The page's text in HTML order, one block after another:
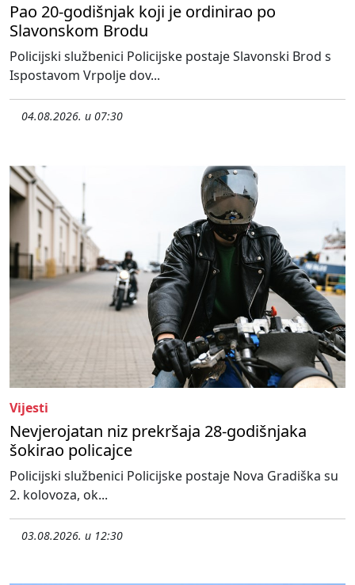
Pao 20-godišnjak koji je ordinirao po
Slavonskom Brodu
Policijski službenici Policijske postaje Slavonski Brod s
Ispostavom Vrpolje dov...
04.08.2026. u 07:30
Vijesti
Nevjerojatan niz prekršaja 28-godišnjaka
šokirao policajce
Policijski službenici Policijske postaje Nova Gradiška su
2. kolovoza, ok...
03.08.2026. u 12:30